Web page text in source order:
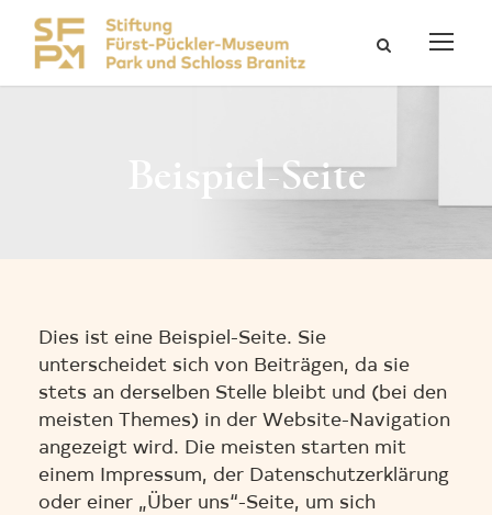
Beispiel-Seite
Dies ist eine Beispiel-Seite. Sie
unterscheidet sich von Beiträgen, da sie
stets an derselben Stelle bleibt und (bei den
meisten Themes) in der Website-Navigation
angezeigt wird. Die meisten starten mit
einem Impressum, der Datenschutzerklärung
oder einer „Über uns“-Seite, um sich